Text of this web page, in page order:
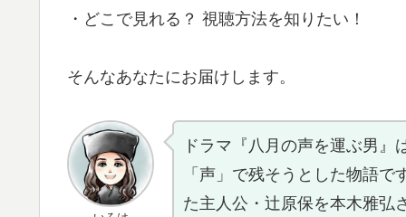
・どこで見れる？ 視聴方法を知りたい！
そんなあなたにお届けします。
ドラマ『八月の声を運ぶ男
「声」で残そうとした物語
た主人公・辻原保を本木雅弘